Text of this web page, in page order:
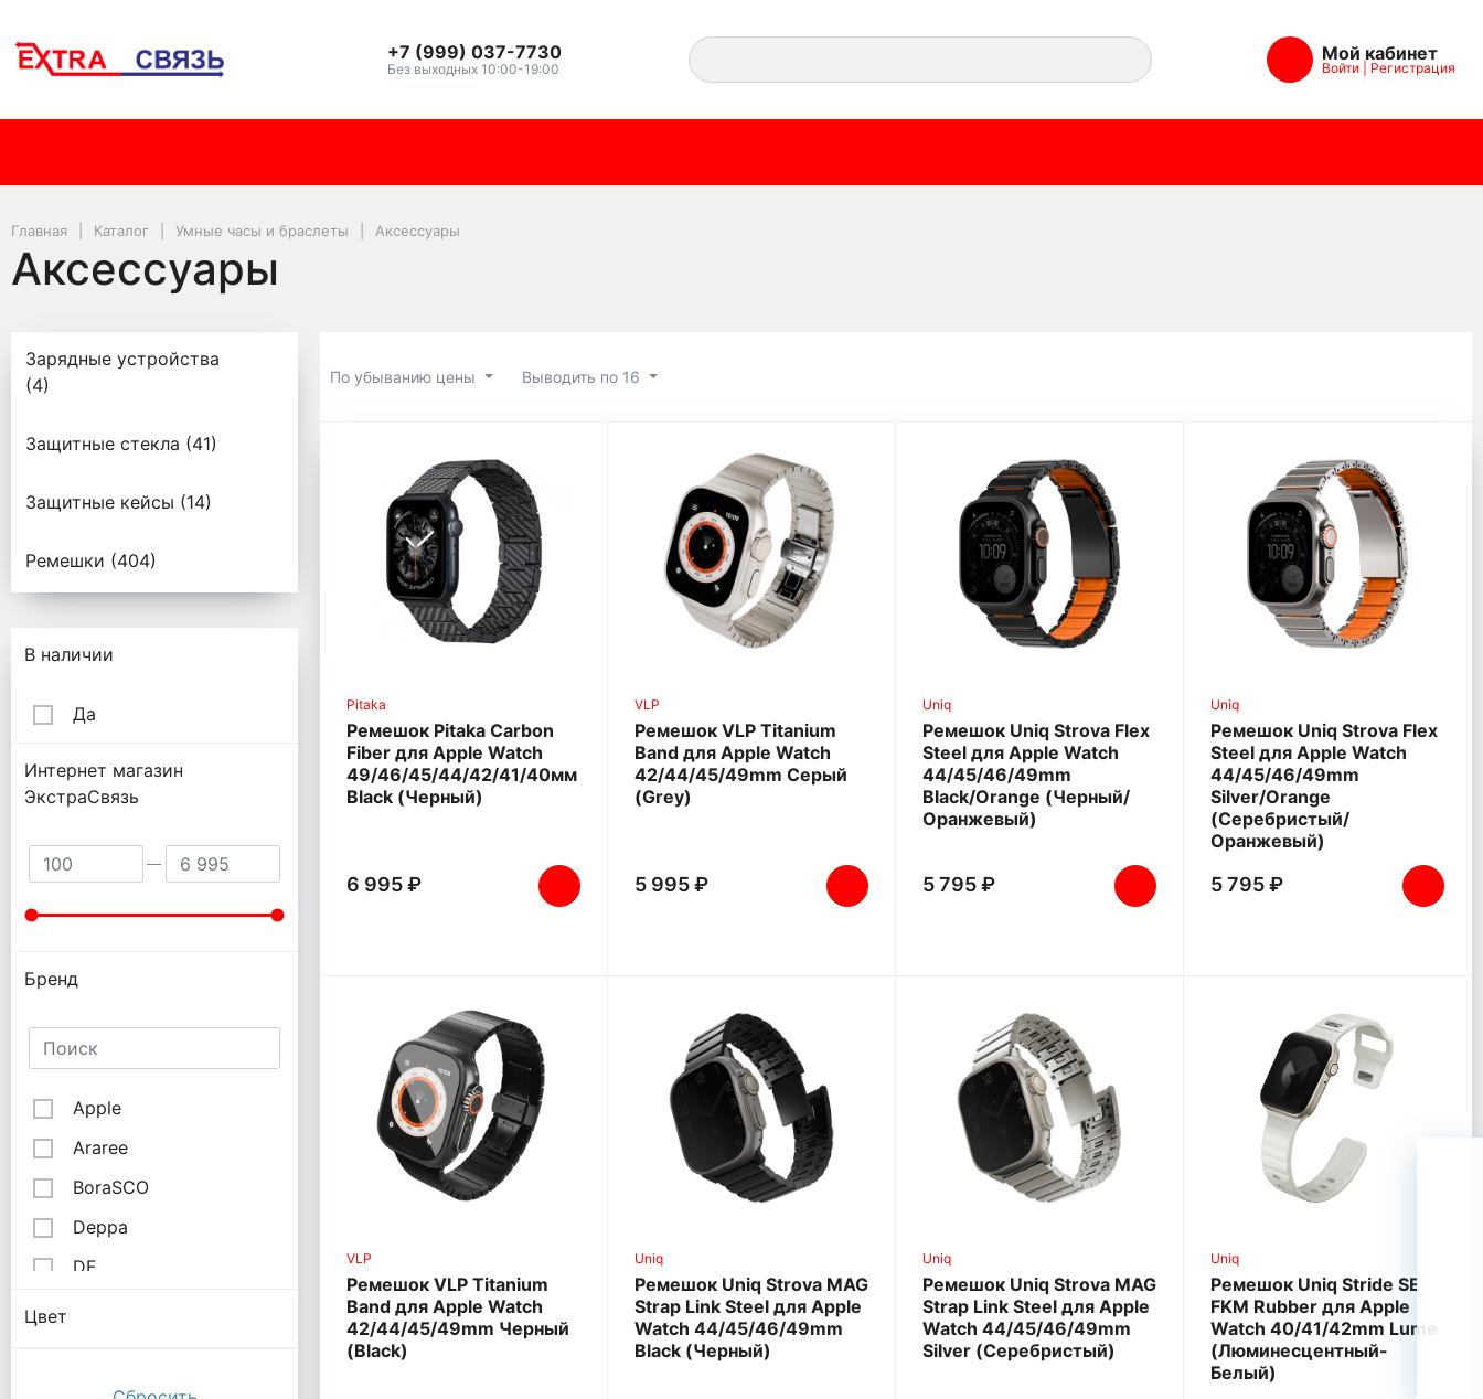
+7 (999) 037-7730
Без выходных 10:00-19:00
Мой кабинет
Войти Регистрация
Главная Каталог Умные часы и браслеты Аксессуары
Аксессуары
По убыванию цены Выводить по 16
Pitaka
Ремешок Pitaka Carbon
Fiber для Apple Watch
49/46/45/44/42/41/40мм
Black (Черный)
6 995 ₽
VLP
Ремешок VLP Titanium
Band для Apple Watch
42/44/45/49mm Серый
(Grey)
5 995 ₽
Uniq
Ремешок Uniq Strova Flex
Steel для Apple Watch
44/45/46/49mm
Black/Orange (Черный/
Оранжевый)
5 795 ₽
Uniq
Ремешок Uniq Strova Flex
Steel для Apple Watch
44/45/46/49mm
Silver/Orange
(Серебристый/
Оранжевый)
5 795 ₽
VLP
Ремешок VLP Titanium
Band для Apple Watch
42/44/45/49mm Черный
(Black)
Uniq
Ремешок Uniq Strova MAG
Strap Link Steel для Apple
Watch 44/45/46/49mm
Black (Черный)
Uniq
Ремешок Uniq Strova MAG
Strap Link Steel для Apple
Watch 44/45/46/49mm
Silver (Серебристый)
Uniq
Ремешок Uniq Stride SE
FKM Rubber для Apple
Watch 40/41/42mm Lume
(Люминесцентный-
Белый)
Аксессуары
Зарядные устройства
(4)
Защитные стекла (41)
Защитные кейсы (14)
Ремешки (404)
Подбор параметров
В наличии
Да
Интернет магазин
ЭкстраСвязь
Бренд
Apple
Araree
BoraSCO
Deppa
DF
Luxcase
Цвет